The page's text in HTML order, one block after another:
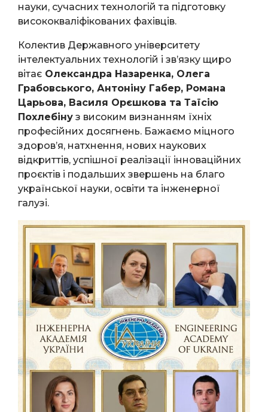
науки, сучасних технологій та підготовку
висококваліфікованих фахівців.
Колектив Державного університету
інтелектуальних технологій і зв’язку щиро
вітає Олександра Назаренка, Олега
Грабовського, Антоніну Габер, Романа
Царьова, Василя Орєшкова та Таїсію
Похлебіну з високим визнанням їхніх
професійних досягнень. Бажаємо міцного
здоров’я, натхнення, нових наукових
відкриттів, успішної реалізації інноваційних
проєктів і подальших звершень на благо
української науки, освіти та інженерної
галузі.